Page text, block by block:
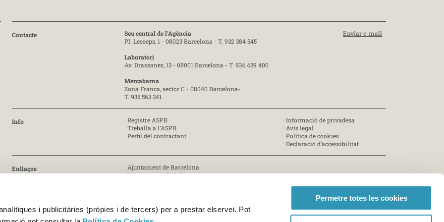
i publicitàries (pròpies i de tercers) per a prestar elservei. Pot
Permetre totes les cookies
Contacte
Seu central de l'Agència
Pl. Lesseps, 1 - 08023 Barcelona - T. 932 384 545
Laboratori
Av. Drassanes, 13 - 08001 Barcelona - T. 934 439 400
Mercabarna
Zona Franca, sector C - 08040 Barcelona-
T. 935 563 341
Enviar e-mail
Info · Registre ASPB
· Treballa a l'ASPB
· Perfil del contractant
· Informació de privadesa
· Avís legal
· Política de cookies
· Declaració d’accessibilitat
Enllaços · Ajuntament de Barcelona
·Departament de Salut
Certificat
· Certificat ISO 9001:2015 [PDF]
· Certificat ISO 45001:2018 [PDF]